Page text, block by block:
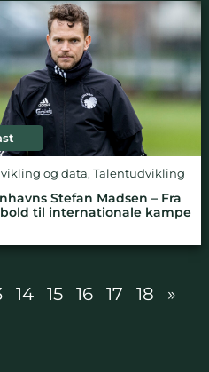
og data, Talentudvikling
Stefan Madsen – Fra
til internationale kampe
14 15 16 17 18 »